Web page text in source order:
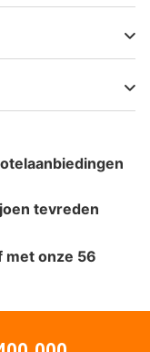
tevreden
met onze 56